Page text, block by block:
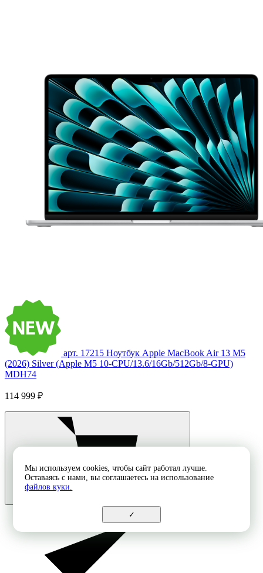
арт. 17215 Ноутбук Apple MacBook Air 13 M5
(2026) Silver (Apple M5 10-CPU/13.6/16Gb/512Gb/8-GPU)
MDH74
114 999 ₽
Мы используем cookies, чтобы сайт работал лучше.
Оставаясь с нами, вы соглашаетесь на использование
файлов куки.
✓